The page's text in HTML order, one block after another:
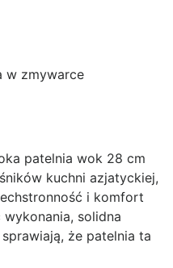
w zmywarce
patelnia wok 28 cm
kuchni azjatyckiej,
i komfort
solidna
że patelnia ta